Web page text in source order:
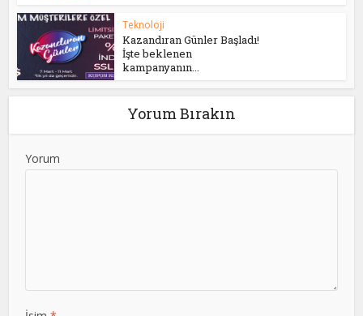
Teknoloji
Kazandıran Günler Başladı!
İşte beklenen
kampanyanın...
Yorum Bırakın
Yorum